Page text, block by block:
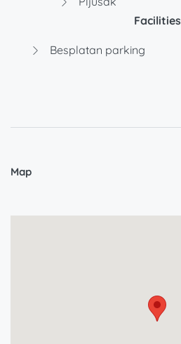
Facilities
Besplatan parking
Map